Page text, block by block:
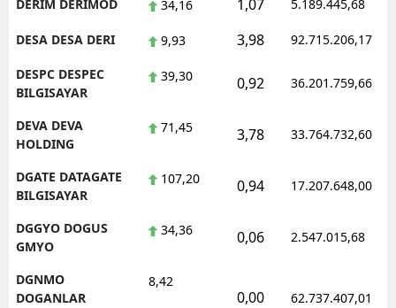
DERIM DERIMOD 34,16 1,07 5.189.445,68
DESA DESA DERI 9,93 3,98 92.715.206,17
DESPC DESPEC
BILGISAYAR
39,30 0,92 36.201.759,66
DEVA DEVA
HOLDING
71,45 3,78 33.764.732,60
DGATE DATAGATE
BILGISAYAR
107,20 0,94 17.207.648,00
DGGYO DOGUS
GMYO
34,36 0,06 2.547.015,68
DGNMO
DOGANLAR
8,42
0,00 62.737.407,01